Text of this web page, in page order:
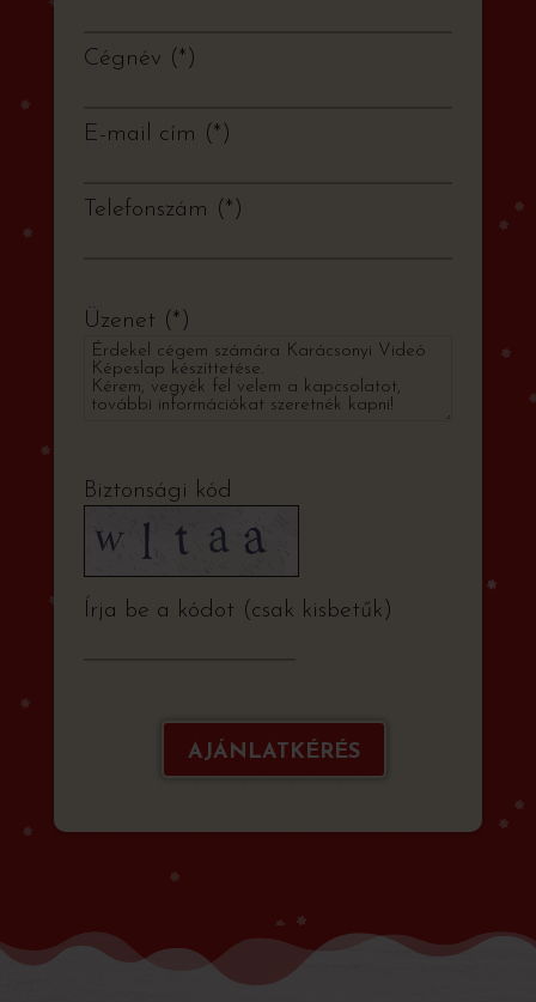
Cégnév *
E-mail cím *
Telefonszám *
Üzenet *
Biztonsági kód
Írja be a kódot (csak kisbetűk)
AJÁNLATKÉRÉS